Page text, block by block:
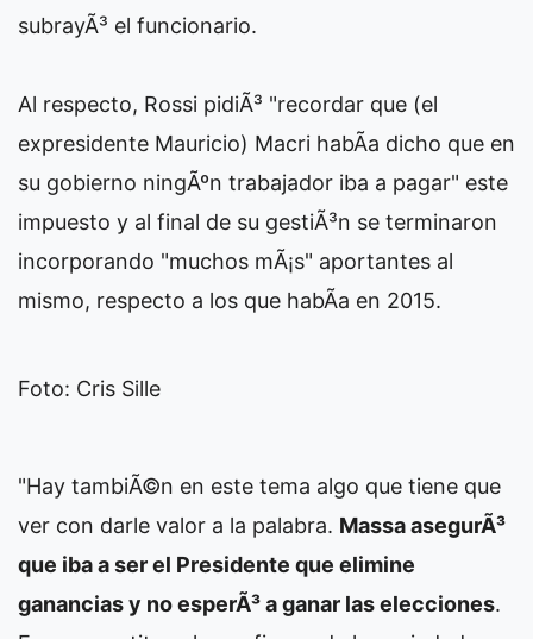
subrayÃ³ el funcionario.
Al respecto, Rossi pidiÃ³ "recordar que (el
expresidente Mauricio) Macri habÃ­a dicho que en
su gobierno ningÃºn trabajador iba a pagar" este
impuesto y al final de su gestiÃ³n se terminaron
incorporando "muchos mÃ¡s" aportantes al
mismo, respecto a los que habÃ­a en 2015.
Foto: Cris Sille
"Hay tambiÃ©n en este tema algo que tiene que
ver con darle valor a la palabra. Massa asegurÃ³
que iba a ser el Presidente que elimine
ganancias y no esperÃ³ a ganar las elecciones.